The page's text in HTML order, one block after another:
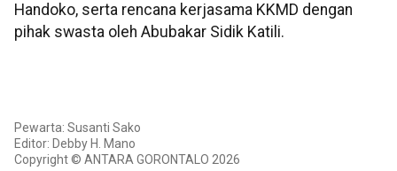
Handoko, serta rencana kerjasama KKMD dengan
pihak swasta oleh Abubakar Sidik Katili.
Pewarta: Susanti Sako
Editor: Debby H. Mano
Copyright © ANTARA GORONTALO 2026